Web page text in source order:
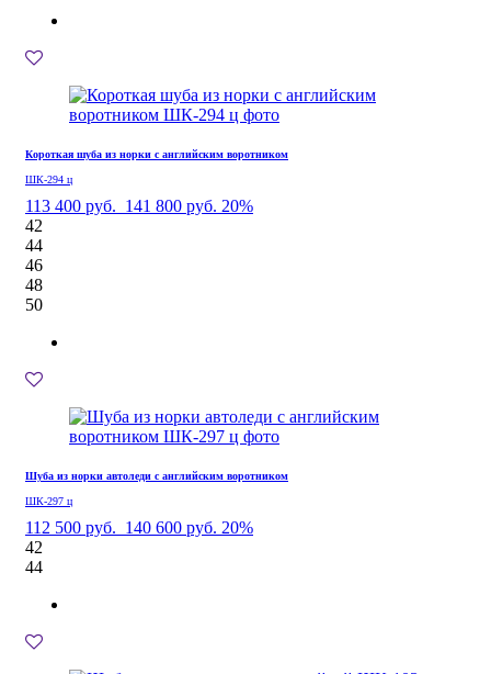
Короткая шуба из норки с английским воротником
ШК-294 ц
113 400 руб. 141 800 руб. 20%
42
44
46
48
50
Шуба из норки автоледи с английским воротником
ШК-297 ц
112 500 руб. 140 600 руб. 20%
42
44